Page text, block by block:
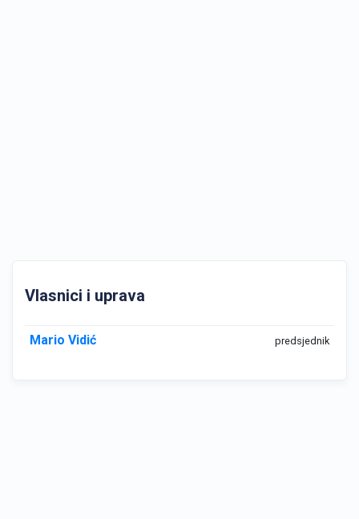
Vlasnici i uprava
Mario Vidić predsjednik